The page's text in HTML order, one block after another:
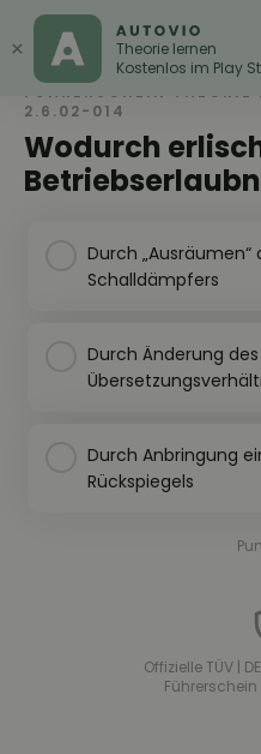
AUTOVIO
Wodurch
FÜHRERSCHEIN THEORIE
2.6.02-014
Durch „Ausräumen“
Schalldämpfers
Durch Änderung des
Durch Anbringung
Rückspiegels
Offizielle TÜV |
× AUTOVIO
Theorie lernen
Kostenlos im Play